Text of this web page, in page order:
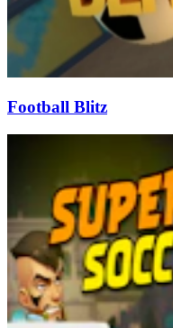
Football Blitz